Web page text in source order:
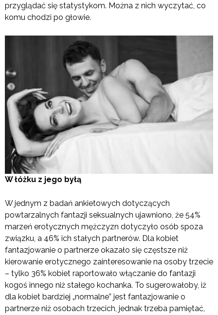
przyglądać się statystykom. Można z nich wyczytać, co
komu chodzi po głowie.
W łóżku z jego byłą
W jednym z badań ankietowych dotyczących
powtarzalnych fantazji seksualnych ujawniono, że 54%
marzeń erotycznych mężczyzn dotyczyło osób spoza
związku, a 46% ich stałych partnerów. Dla kobiet
fantazjowanie o partnerze okazało się częstsze niż
kierowanie erotycznego zainteresowanie na osoby trzecie
– tylko 36% kobiet raportowało włączanie do fantazji
kogoś innego niż stałego kochanka. To sugerowałoby, iż
dla kobiet bardziej „normalne” jest fantazjowanie o
partnerze niż osobach trzecich, jednak trzeba pamiętać,